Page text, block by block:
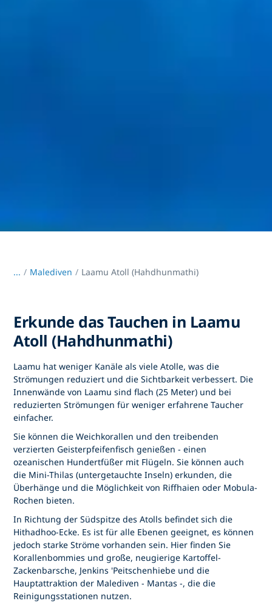
... / Malediven Laamu Atoll (Hahdhunmathi)
Erkunde das Tauchen in Laamu
Atoll (Hahdhunmathi)
Laamu hat weniger Kanäle als viele Atolle, was die
Strömungen reduziert und die Sichtbarkeit verbessert. Die
Innenwände von Laamu sind flach (25 Meter) und bei
reduzierten Strömungen für weniger erfahrene Taucher
einfacher.
Sie können die Weichkorallen und den treibenden
verzierten Geisterpfeifenfisch genießen - einen
ozeanischen Hundertfüßer mit Flügeln. Sie können auch
die Mini-Thilas (untergetauchte Inseln) erkunden, die
Überhänge und die Möglichkeit von Riffhaien oder Mobula-
Rochen bieten.
In Richtung der Südspitze des Atolls befindet sich die
Hithadhoo-Ecke. Es ist für alle Ebenen geeignet, es können
jedoch starke Ströme vorhanden sein. Hier finden Sie
Korallenbommies und große, neugierige Kartoffel-
Zackenbarsche, Jenkins 'Peitschenhiebe und die
Hauptattraktion der Malediven - Mantas -, die die
Reinigungsstationen nutzen.